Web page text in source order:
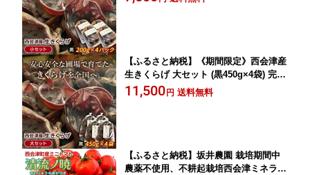
国産 おつまみ 食品 F4D-2262
【ふるさと納税】《期間限定》西会津産
生きくらげ 大セット (黒450g×4袋) 完全
無農薬 生 きくらげ 木耳 キクラゲ 国産
おつまみ 食品 F4D-2263
11,500 円 送料無料
【ふるさと納税】坂井農園 栽培期間中
農薬不使用、不耕起栽培西会津ミネラル